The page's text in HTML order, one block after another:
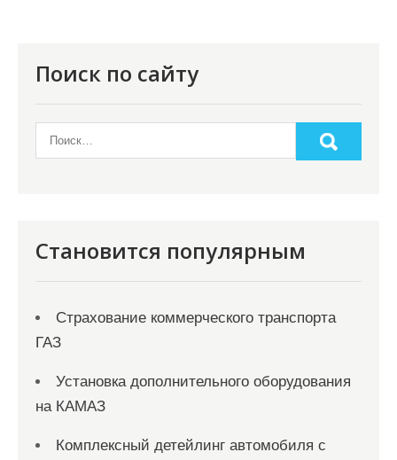
Поиск по сайту
Становится популярным
Страхование коммерческого транспорта
ГАЗ
Установка дополнительного оборудования
на КАМАЗ
Комплексный детейлинг автомобиля с